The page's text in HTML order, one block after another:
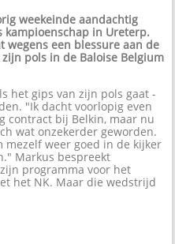
weekeinde aandachtig
in Ureterp.
wegens een blessure aan de
pols in de Baloise Belgium
het gips van zijn pols gaat -
"Ik dacht voorlopig even
contract bij Belkin, maar nu
wat onzekerder geworden.
mezelf weer goed in de kijker
Markus bespreekt
programma voor het
het NK. Maar die wedstrijd